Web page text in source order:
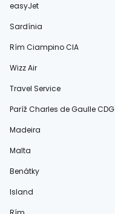
easyJet
Sardínia
Rím Ciampino CIA
Wizz Air
Travel Service
Paríž Charles de Gaulle CDG
Madeira
Malta
Benátky
Island